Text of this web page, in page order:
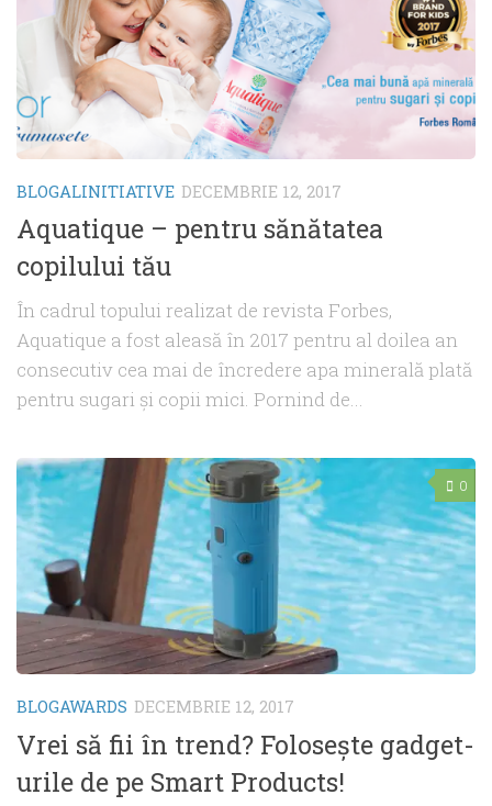
BLOGALINITIATIVE DECEMBRIE 12, 2017
Aquatique – pentru sănătatea
copilului tău
În cadrul topului realizat de revista Forbes,
Aquatique a fost aleasă în 2017 pentru al doilea an
consecutiv cea mai de încredere apa minerală plată
pentru sugari și copii mici. Pornind de...
0
BLOGAWARDS DECEMBRIE 12, 2017
Vrei să fii în trend? Foloseşte gadget-
urile de pe Smart Products!